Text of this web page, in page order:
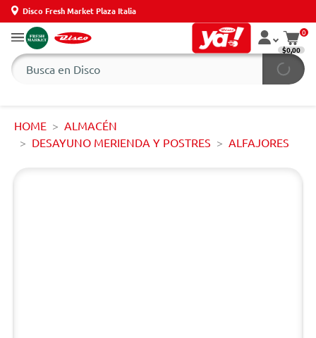
Disco Fresh Market Plaza Italia
0
$0,00
HOME
ALMACÉN
DESAYUNO MERIENDA Y POSTRES
ALFAJORES